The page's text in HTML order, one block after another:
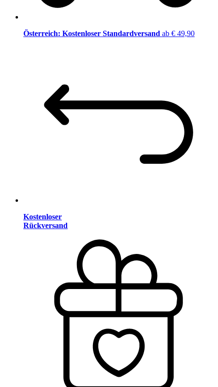
Österreich: Kostenloser Standardversand ab € 49,90
Kostenloser
Rückversand